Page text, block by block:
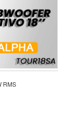
RMS